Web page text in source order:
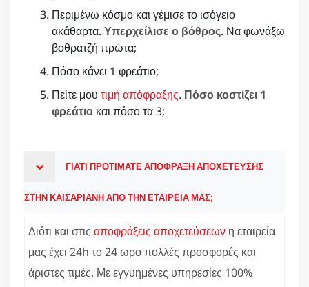
Περιμένω κόσμο και γέμισε το ισόγειο
ακάθαρτα. Υπερχείλισε ο βόθρος. Να φωνάξω
βοθρατζή πρώτα;
Πόσο κάνει 1 φρεάτιο;
Πείτε μου τιμή απόφραξης. Πόσο κοστίζει 1
φρεάτιο και πόσο τα 3;
ΓΙΑΤΙ ΠΡΟΤΙΜΑΤΕ ΑΠΟΦΡΑΞΗ ΑΠΟΧΕΤΕΥΣΗΣ
ΣΤΗΝ ΚΑΙΣΑΡΙΑΝΗ ΑΠΟ ΤΗΝ ΕΤΑΙΡΕΙΑ ΜΑΣ;
Διότι και στις αποφράξεις αποχετεύσεων η εταιρεία
μας έχει 24h το 24 ωρο πολλές προσφορές και
άριστες τιμές. Με εγγυημένες υπηρεσίες 100%